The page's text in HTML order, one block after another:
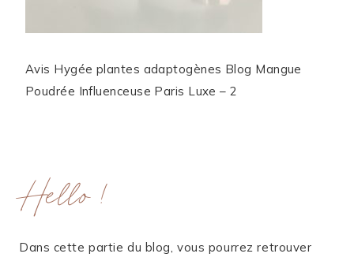
Avis Hygée plantes adaptogènes Blog Mangue
Poudrée Influenceuse Paris Luxe – 2
Hello !
Dans cette partie du blog, vous pourrez retrouver